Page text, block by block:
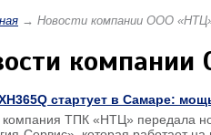
→ Новости компании ООО
стартует в Самаре:
ТПК «НТЦ» передала